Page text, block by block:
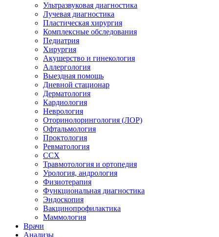
Ультразвуковая диагностика
Лучевая диагностика
Пластическая хирургия
Комплексные обследования
Педиатрия
Хирургия
Акушерство и гинекология
Аллергология
Выездная помощь
Дневной стационар
Дерматология
Кардиология
Неврология
Оторинолорингология (ЛОР)
Офтальмология
Проктология
Ревматология
ССХ
Травмотология и ортопедия
Урология, андрология
Физиотерапия
Функциональная диагностика
Эндоскопия
Вакцинопрофилактика
Маммология
Врачи
Анализы